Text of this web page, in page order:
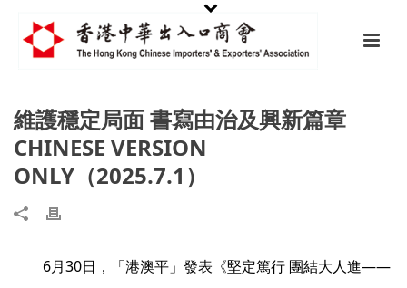
維護穩定局面 書寫由治及興新篇章
CHINESE VERSION
ONLY（2025.7.1）
6月30日，「港澳平」發表《堅定篤行 團結大人進——